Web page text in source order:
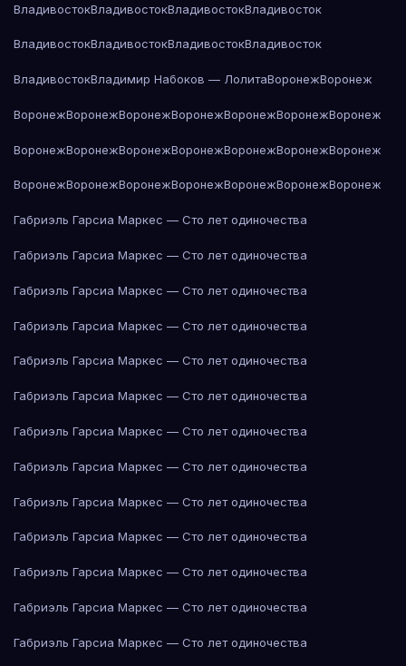
ВладивостокВладивостокВладивостокВладивосток
ВладивостокВладивостокВладивостокВладивосток
ВладивостокВладимир Набоков — ЛолитаВоронежВоронеж
ВоронежВоронежВоронежВоронежВоронежВоронежВоронеж
ВоронежВоронежВоронежВоронежВоронежВоронежВоронеж
ВоронежВоронежВоронежВоронежВоронежВоронежВоронеж
Габриэль Гарсиа Маркес — Сто лет одиночества
Габриэль Гарсиа Маркес — Сто лет одиночества
Габриэль Гарсиа Маркес — Сто лет одиночества
Габриэль Гарсиа Маркес — Сто лет одиночества
Габриэль Гарсиа Маркес — Сто лет одиночества
Габриэль Гарсиа Маркес — Сто лет одиночества
Габриэль Гарсиа Маркес — Сто лет одиночества
Габриэль Гарсиа Маркес — Сто лет одиночества
Габриэль Гарсиа Маркес — Сто лет одиночества
Габриэль Гарсиа Маркес — Сто лет одиночества
Габриэль Гарсиа Маркес — Сто лет одиночества
Габриэль Гарсиа Маркес — Сто лет одиночества
Габриэль Гарсиа Маркес — Сто лет одиночества